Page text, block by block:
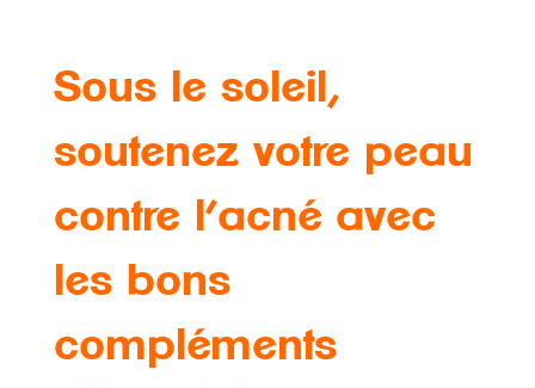
Sous le soleil,
soutenez votre peau
contre l’acné avec
les bons
compléments